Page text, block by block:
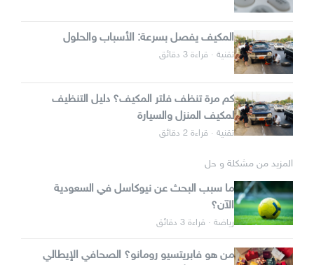
المكيف يفصل بسرعة: الأسباب والحلول
تقنية · قراءة 3 دقائق
كم مرة تنظف فلتر المكيف؟ دليل التنظيف
لمكيف المنزل والسيارة
تقنية · قراءة 2 دقائق
المزيد من مشكلة و حل
ما سبب البحث عن نيوكاسل في السعودية
الآن؟
رياضة · قراءة 3 دقائق
من هو فابريتسيو رومانو؟ الصحافي الإيطالي